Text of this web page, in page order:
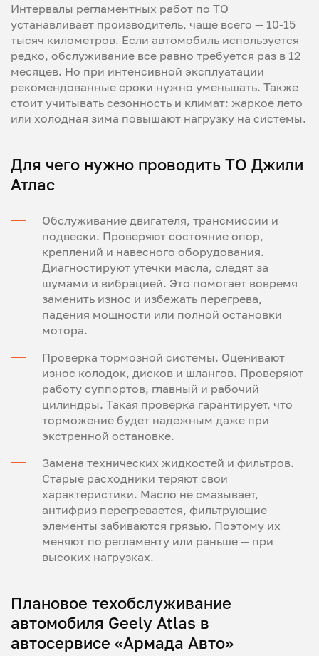
Интервалы регламентных работ по ТО
устанавливает производитель, чаще всего — 10-15
тысяч километров. Если автомобиль используется
редко, обслуживание все равно требуется раз в 12
месяцев. Но при интенсивной эксплуатации
рекомендованные сроки нужно уменьшать. Также
стоит учитывать сезонность и климат: жаркое лето
или холодная зима повышают нагрузку на системы.
Для чего нужно проводить ТО Джили
Атлас
Обслуживание двигателя, трансмиссии и
подвески. Проверяют состояние опор,
креплений и навесного оборудования.
Диагностируют утечки масла, следят за
шумами и вибрацией. Это помогает вовремя
заменить износ и избежать перегрева,
падения мощности или полной остановки
мотора.
Проверка тормозной системы. Оценивают
износ колодок, дисков и шлангов. Проверяют
работу суппортов, главный и рабочий
цилиндры. Такая проверка гарантирует, что
торможение будет надежным даже при
экстренной остановке.
Замена технических жидкостей и фильтров.
Старые расходники теряют свои
характеристики. Масло не смазывает,
антифриз перегревается, фильтрующие
элементы забиваются грязью. Поэтому их
меняют по регламенту или раньше — при
высоких нагрузках.
Плановое техобслуживание
автомобиля Geely Atlas в
автосервисе «Армада Авто»